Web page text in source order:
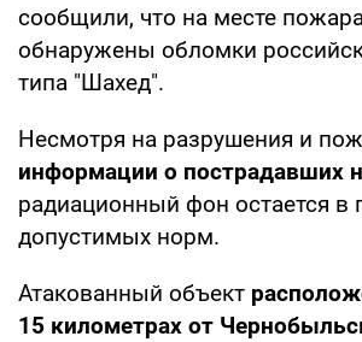
сообщили, что на месте
обнаружены обломки
типа "Шахед".
Несмотря на разрушения и
информации о пострадавших
радиационный фон остается в
допустимых норм.
Атакованный объект
15 километрах от